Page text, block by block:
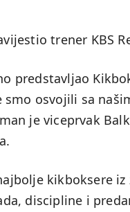
trener KBS
predstavljao
smo osvojili sa
je viceprvak
kikboksere
discipline i